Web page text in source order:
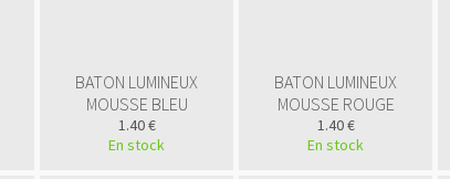
BATON LUMINEUX
MOUSSE BLEU
1.40 €
En stock
BATON LUMINEUX
MOUSSE ROUGE
1.40 €
En stock